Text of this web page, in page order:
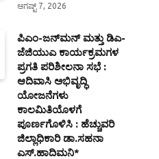
ಆಗಷ್ಟ್ 7, 2026
ಪಿಎಂ-ಜನ್‍ಮನ್ ಮತ್ತು ಡಿಎ-
ಜೆಜಿಯುಎ ಕಾರ್ಯಕ್ರಮಗಳ
ಪ್ರಗತಿ ಪರಿಶೀಲನಾ ಸಭೆ :
ಆದಿವಾಸಿ ಅಭಿವೃದ್ಧಿ
ಯೋಜನೆಗಳು
ಕಾಲಮಿತಿಯೊಳಗೆ
ಪೂರ್ಣಗೊಳಿಸಿ : ಹೆಚ್ಚುವರಿ
ಜಿಲ್ಲಾಧಿಕಾರಿ ಡಾ.ಸಹನಾ
ಎಸ್.ಹಾದಿಮನಿ*